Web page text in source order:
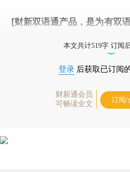
[财新双语通产品，是为有双
本文共计519字 订阅
登录 后获取已订阅
财新通会员
可畅读全文
订阅/